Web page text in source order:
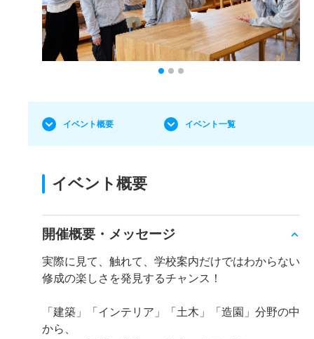
イベント概要 イベント一覧
イベント概要
開催概要・メッセージ
実際に見て、触れて、学校案内だけではわからない
修成の楽しさを発見するチャンス！
「建築」「インテリア」「土木」「造園」分野の中
から、